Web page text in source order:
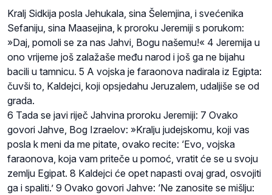
Kralj Sidkija posla Jehukala, sina Šelemjina, i svećenika
Sefaniju, sina Maasejina, k proroku Jeremiji s porukom:
»Daj, pomoli se za nas Jahvi, Bogu našemu!« 4 Jeremija u
ono vrijeme još zalažaše među narod i još ga ne bijahu
bacili u tamnicu. 5 A vojska je faraonova nadirala iz Egipta:
čuvši to, Kaldejci, koji opsjedahu Jeruzalem, udaljiše se od
grada.
6 Tada se javi riječ Jahvina proroku Jeremiji: 7 Ovako
govori Jahve, Bog Izraelov: »Kralju judejskomu, koji vas
posla k meni da me pitate, ovako recite: ‘Evo, vojska
faraonova, koja vam priteče u pomoć, vratit će se u svoju
zemlju Egipat. 8 Kaldejci će opet napasti ovaj grad, osvojiti
ga i spaliti.’ 9 Ovako govori Jahve: ‘Ne zanosite se mišlju: